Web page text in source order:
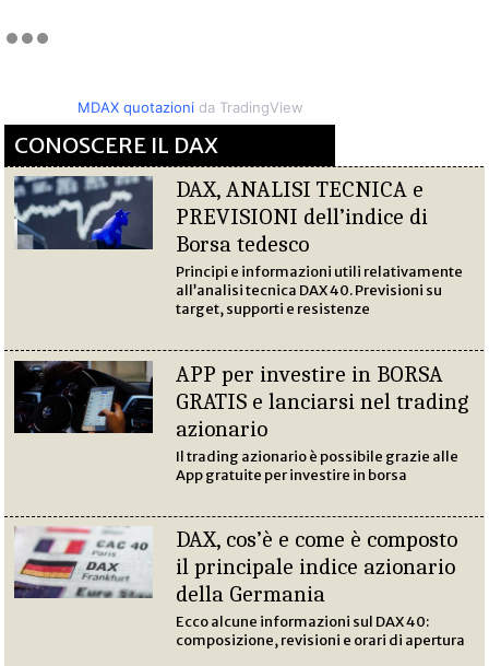
MDAX quotazionida TradingView
CONOSCERE IL DAX
DAX, ANALISI TECNICA e
PREVISIONI dell’indice di
Borsa tedesco
Principi e informazioni utili relativamente
all’analisi tecnica DAX 40. Previsioni su
target, supporti e resistenze
APP per investire in BORSA
GRATIS e lanciarsi nel trading
azionario
Il trading azionario è possibile grazie alle
App gratuite per investire in borsa
DAX, cos’è e come è composto
il principale indice azionario
della Germania
Ecco alcune informazioni sul DAX 40:
composizione, revisioni e orari di apertura